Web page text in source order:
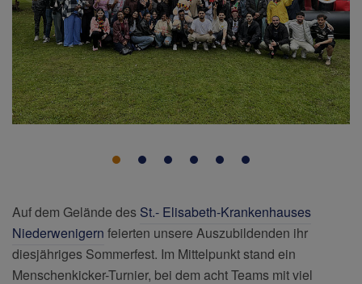
Auf dem Gelände des St.- Elisabeth-Krankenhauses
Niederwenigern feierten unsere Auszubildenden ihr
diesjähriges Sommerfest. Im Mittelpunkt stand ein
Menschenkicker-Turnier, bei dem acht Teams mit viel